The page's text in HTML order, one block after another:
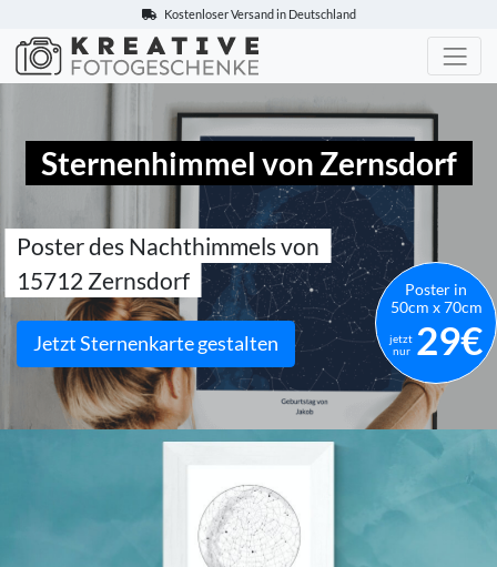
Kostenloser Versand in Deutschland
Kreative-Fotogeschenke.de
Sternenhimmel von Zernsdorf
Poster des Nachthimmels von
15712 Zernsdorf
Jetzt Sternenkarte gestalten
Poster in
50cm x 70cm
jetzt
nur 29€